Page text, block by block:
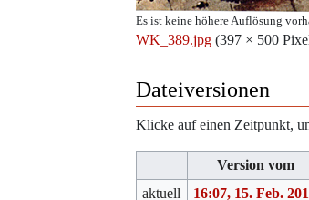
Es ist keine höhere Auflösung
WK_389.jpg (397 × 500
Dateiversionen
Klicke auf einen Zeitpunkt,
Version vom
aktuell
16:07, 15. Feb.